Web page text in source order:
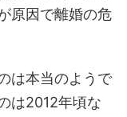
原因で離婚の危
は本当のようで
は2012年頃な